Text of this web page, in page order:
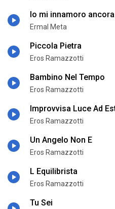
Io mi innamoro ancora
Ermal Meta
Piccola Pietra
Eros Ramazzotti
Bambino Nel Tempo
Eros Ramazzotti
Improvvisa Luce Ad
Eros Ramazzotti
Un Angelo Non E
Eros Ramazzotti
L Equilibrista
Eros Ramazzotti
Tu Sei